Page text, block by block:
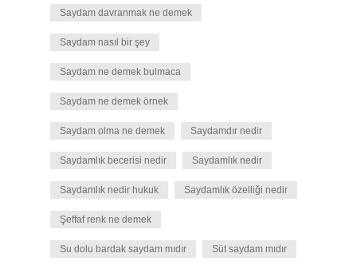
Saydam davranmak ne demek
Saydam nasıl bir şey
Saydam ne demek bulmaca
Saydam ne demek örnek
Saydam olma ne demek Saydamdır nedir
Saydamlık becerisi nedir Saydamlık nedir
Saydamlık nedir hukuk Saydamlık özelliği nedir
Şeffaf renk ne demek
Su dolu bardak saydam mıdır Süt saydam mıdır